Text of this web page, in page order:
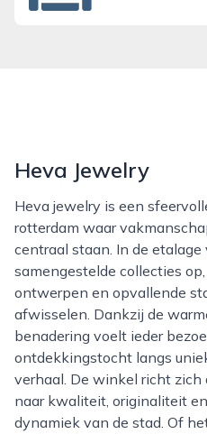
Heva Jewelry
Heva jewelry is een sfeervolle sieradenwinkel in
rotterdam waar
centraal staan. In de
samengestelde collecties
ontwerpen en opvallende
afwisselen. Dankzij de
benadering voelt ieder
ontdekkingstocht langs
verhaal. De winkel richt
naar kwaliteit, originaliteit
dynamiek van de stad. Of